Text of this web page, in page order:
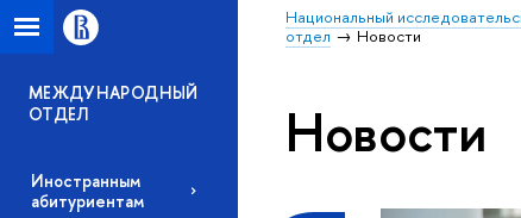
Национальный
отдел
Новости
МЕЖДУНАРОДНЫЙ
ОТДЕЛ
Иностранным
абитуриентам
Новости